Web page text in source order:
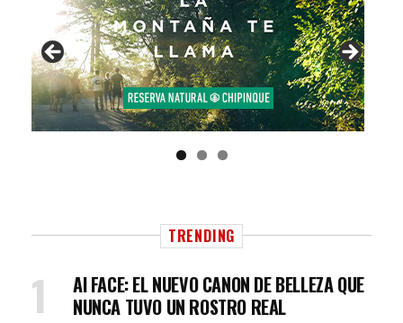
TRENDING
AI FACE: EL NUEVO CANON DE BELLEZA QUE
NUNCA TUVO UN ROSTRO REAL